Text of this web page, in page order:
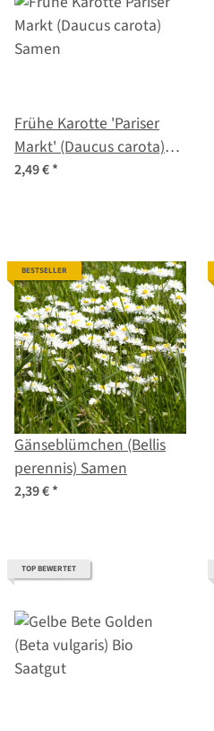
Frühe Karotte 'Pariser
Markt' (Daucus carota)
Samen
2,49 €*
BESTSELLER
Gänseblümchen (Bellis
perennis) Samen
2,39 €*
TOP BEWERTET